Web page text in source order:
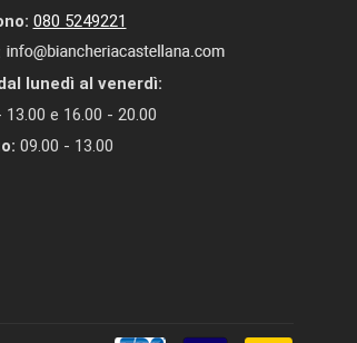
080 5249221
lunedì al venerdì:
13.00 e 16.00 - 20.00
09.00 - 13.00